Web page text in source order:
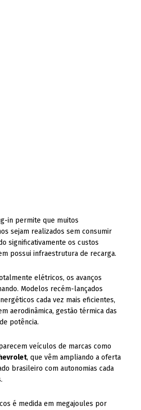
in permite que muitos
sejam realizados sem consumir
significativamente os custos
possui infraestrutura de recarga.
elétricos, os avanços
Modelos recém-lançados
cada vez mais eficientes,
aerodinâmica, gestão térmica das
potência.
veículos de marcas como
, que vêm ampliando a oferta
brasileiro com autonomias cada
é medida em megajoules por